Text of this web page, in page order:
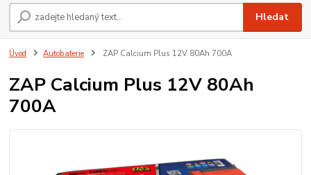
Hledat
Úvod Autobaterie ZAP Calcium Plus 12V 80Ah 700A
ZAP Calcium Plus 12V 80Ah
700A